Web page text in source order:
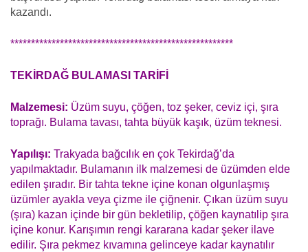
kazandı.
******************************************************
TEKİRDAĞ BULAMASI TARİFİ
Malzemesi: Üzüm suyu, çöğen, toz şeker, ceviz içi, şıra
toprağı. Bulama tavası, tahta büyük kaşık, üzüm teknesi.
Yapılışı: Trakyada bağcılık en çok Tekirdağ’da
yapılmaktadır. Bulamanın ilk malzemesi de üzümden elde
edilen şıradır. Bir tahta tekne içine konan olgunlaşmış
üzümler ayakla veya çizme ile çiğnenir. Çıkan üzüm suyu
(şıra) kazan içinde bir gün bekletilip, çöğen kaynatılip şıra
içine konur. Karışımın rengi kararana kadar şeker ilave
edilir. Şıra pekmez kıvamına gelinceye kadar kaynatılır